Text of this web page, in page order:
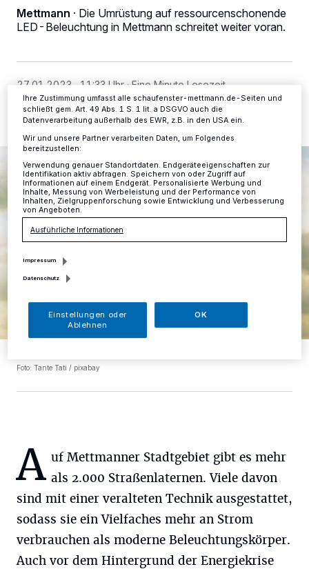
Mettmann · Die Umrüstung auf ressourcenschonende
LED-Beleuchtung in Mettmann schreitet weiter voran.
27.01.2023 , 11:33 Uhr Eine Minute Lesezeit
Foto: Tante Tati / pixabay
A uf Mettmanner Stadtgebiet gibt es mehr
als 2.000 Straßenlaternen. Viele davon
sind mit einer veralteten Technik ausgestattet,
sodass sie ein Vielfaches mehr an Strom
verbrauchen als moderne Beleuchtungskörper.
Auch vor dem Hintergrund der Energiekrise
Zwecke. Wenn Tracker deaktiviert sind, sind manche Inhalte und
Anzeigen möglicherweise nicht mehr so relevant für Sie. Sie können
dieses Menü jederzeit wieder aufrufen, um Ihre Einstellungen zu
Informationen finden Sie in unserer Datenschutzerklärung.
Ihre Zustimmung umfasst alle schaufenster-mettmann.de-Seiten und
schließt gem. Art. 49 Abs. 1 S. 1 lit. a DSGVO auch die
Datenverarbeitung außerhalb des EWR, z.B. in den USA ein.
Wir und unsere Partner verarbeiten Daten, um Folgendes
bereitzustellen:
Verwendung genauer Standortdaten. Endgeräteeigenschaften zur
Identifikation aktiv abfragen. Speichern von oder Zugriff auf
Informationen auf einem Endgerät. Personalisierte Werbung und
Inhalte, Messung von Werbeleistung und der Performance von
Inhalten, Zielgruppenforschung sowie Entwicklung und Verbesserung
von Angeboten.
Ausführliche Informationen
Impressum
Datenschutz
Einstellungen oder
Ablehnen
OK